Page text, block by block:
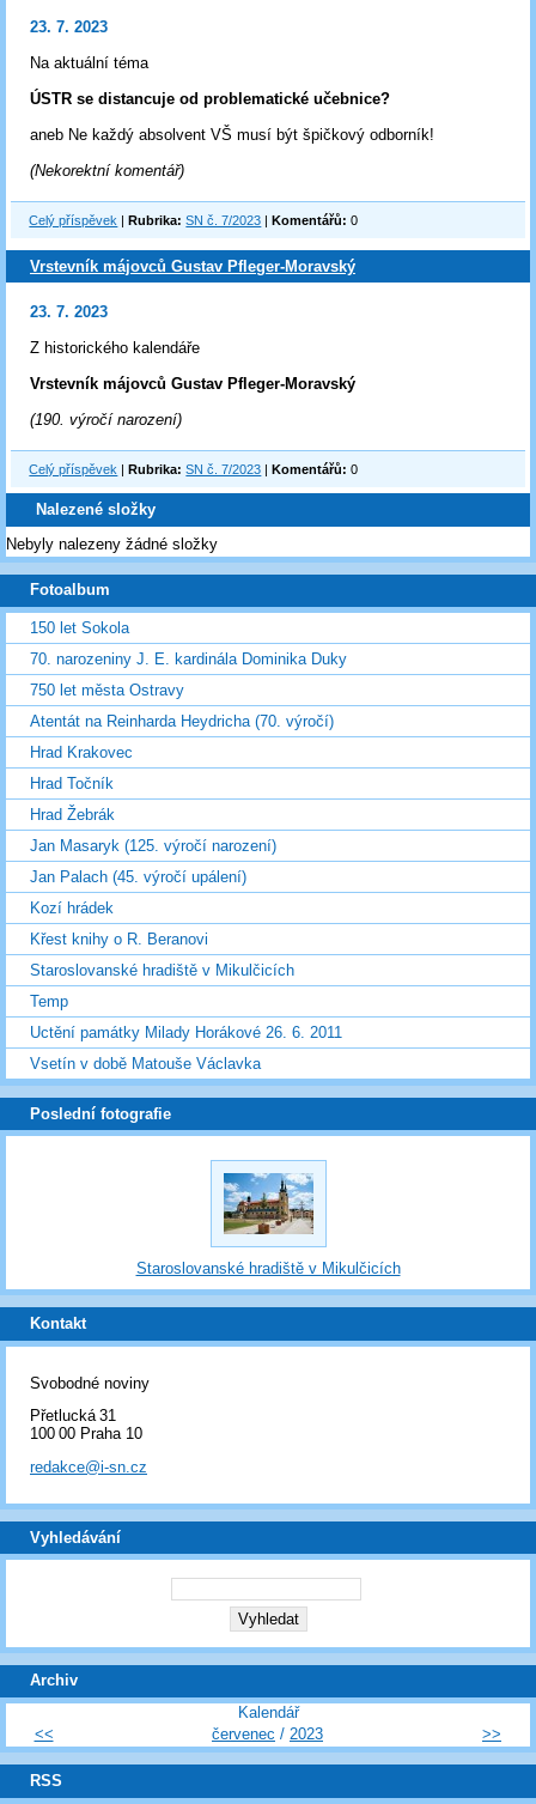
23. 7. 2023
Na aktuální téma
ÚSTR se distancuje od problematické učebnice?
aneb Ne každý absolvent VŠ musí být špičkový odborník!
(Nekorektní komentář)
Celý příspěvek |Rubrika: SN č. 7/2023 |Komentářů: 0
Vrstevník májovců Gustav Pfleger-Moravský
23. 7. 2023
Z historického kalendáře
Vrstevník májovců Gustav Pfleger-Moravský
(190. výročí narození)
Celý příspěvek Rubrika: SN č. 7/2023 Komentářů: 0
Nalezené složky
Nebyly nalezeny žádné složky
Fotoalbum
150 let Sokola
70. narozeniny J. E. kardinála Dominika Duky
750 let města Ostravy
Atentát na Reinharda Heydricha (70. výročí)
Hrad Krakovec
Hrad Točník
Hrad Žebrák
Jan Masaryk (125. výročí narození)
Jan Palach (45. výročí upálení)
Kozí hrádek
Křest knihy o R. Beranovi
Staroslovanské hradiště v Mikulčicích
Temp
Uctění památky Milady Horákové 26. 6. 2011
Vsetín v době Matouše Václavka
Poslední fotografie
Staroslovanské hradiště v Mikulčicích
Kontakt
Svobodné noviny
Přetlucká 31
100 00 Praha 10
redakce@i-sn.cz
Vyhledávání
Archiv
Kalendář
<<
červenec / 2023 >>
RSS